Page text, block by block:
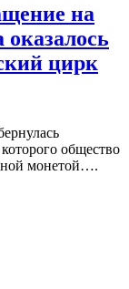
на
цирк
общество
монетой….